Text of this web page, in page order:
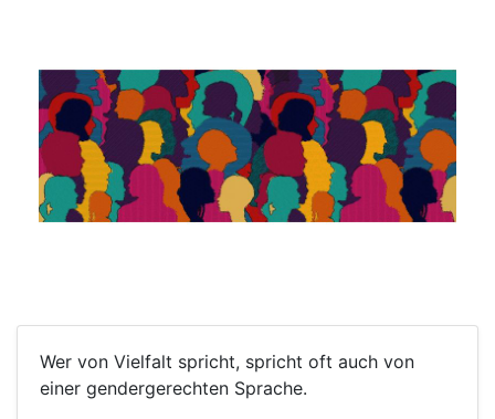
Wer von Vielfalt spricht, spricht oft auch von
einer gendergerechten Sprache.